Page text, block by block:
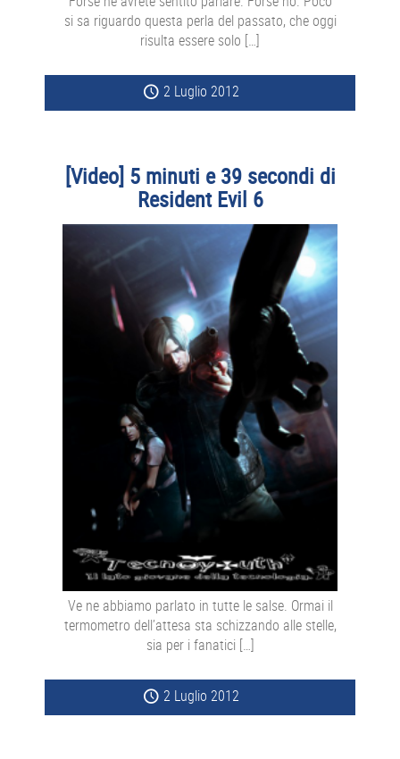
si sa riguardo questa perla del passato, che oggi
risulta essere solo […]
2 Luglio 2012
[Video] 5 minuti e 39 secondi di
Resident Evil 6
Ve ne abbiamo parlato in tutte le salse. Ormai il
termometro dell’attesa sta schizzando alle stelle,
sia per i fanatici […]
2 Luglio 2012